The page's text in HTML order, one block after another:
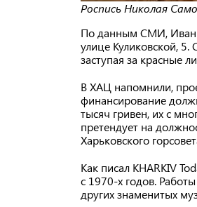
Роспись Николая
По данным СМИ, Иван
улице Куликовской, 5.
заступая за красные
В ХАЦ напомнили,
финансирование
тысяч гривен, их с
претендует на
Харьковского
Как писал KHARKIV
с 1970-х годов.
других знаменитых